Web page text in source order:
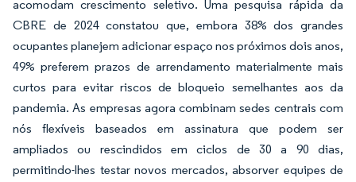
acomodam crescimento seletivo. Uma pesquisa rápida da
CBRE de 2024 constatou que, embora 38% dos grandes
ocupantes planejem adicionar espaço nos próximos dois anos,
49% preferem prazos de arrendamento materialmente mais
curtos para evitar riscos de bloqueio semelhantes aos da
pandemia. As empresas agora combinam sedes centrais com
nós flexíveis baseados em assinatura que podem ser
ampliados ou rescindidos em ciclos de 30 a 90 dias,
permitindo-lhes testar novos mercados, absorver equipes de